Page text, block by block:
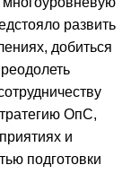
развить
добиться
ОпС,
и
подготовки